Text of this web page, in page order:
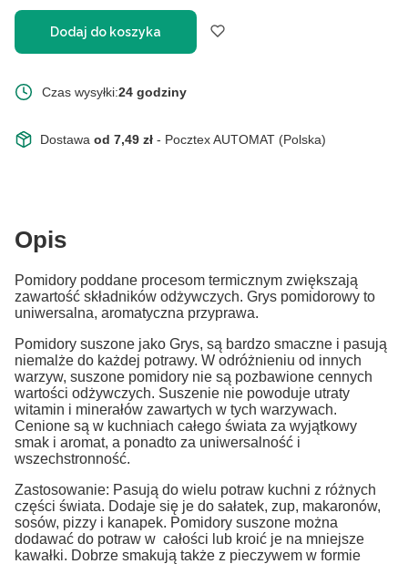
Dodaj do koszyka
Czas wysyłki:24 godziny
Dostawa od 7,49 zł - Pocztex AUTOMAT (Polska)
Opis
Pomidory poddane procesom termicznym zwiększają
zawartość składników odżywczych. Grys pomidorowy to
uniwersalna, aromatyczna przyprawa.
Pomidory suszone jako Grys, są bardzo smaczne i pasują
niemalże do każdej potrawy. W odróżnieniu od innych
warzyw, suszone pomidory nie są pozbawione cennych
wartości odżywczych. Suszenie nie powoduje utraty
witamin i minerałów zawartych w tych warzywach.
Cenione są w kuchniach całego świata za wyjątkowy
smak i aromat, a ponadto za uniwersalność i
wszechstronność.
Zastosowanie: Pasują do wielu potraw kuchni z różnych
części świata. Dodaje się je do sałatek, zup, makaronów,
sosów, pizzy i kanapek. Pomidory suszone można
dodawać do potraw w całości lub kroić je na mniejsze
kawałki. Dobrze smakują także z pieczywem w formie